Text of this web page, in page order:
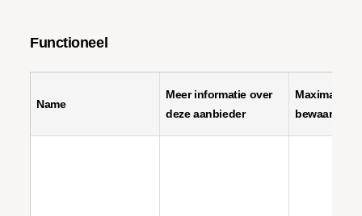
Functioneel
Name
Meer informatie over
deze aanbieder
Maximale